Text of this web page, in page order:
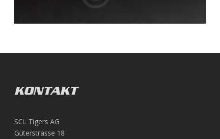
KONTAKT
SCL Tigers AG
Güterstrasse 18